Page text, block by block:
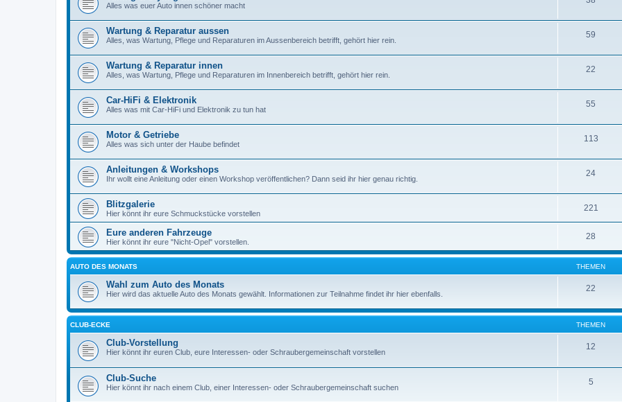
Alles was euer Auto innen schöner macht
Wartung & Reparatur aussen
Alles, was Wartung, Pflege und Reparaturen im Aussenbereich betrifft, gehört hier rein.
59
Wartung & Reparatur innen
Alles, was Wartung, Pflege und Reparaturen im Innenbereich betrifft, gehört hier rein.
22
Car-HiFi & Elektronik
Alles was mit Car-HiFi und Elektronik zu tun hat
55
Motor & Getriebe
Alles was sich unter der Haube befindet
113
Anleitungen & Workshops
Ihr wollt eine Anleitung oder einen Workshop veröffentlichen? Dann seid ihr hier genau richtig.
24
Blitzgalerie
Hier könnt ihr eure Schmuckstücke vorstellen
221
Eure anderen Fahrzeuge
Hier könnt ihr eure "Nicht-Opel" vorstellen.
28
AUTO DES MONATS THEMEN
Wahl zum Auto des Monats
Hier wird das aktuelle Auto des Monats gewählt. Informationen zur Teilnahme findet ihr hier ebenfalls.
22
CLUB-ECKE THEMEN
Club-Vorstellung
Hier könnt ihr euren Club, eure Interessen- oder Schraubergemeinschaft vorstellen
12
Club-Suche
Hier könnt ihr nach einem Club, einer Interessen- oder Schraubergemeinschaft suchen
5